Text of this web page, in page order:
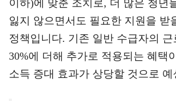
이하)에 맞춘 조치로, 더 많은 청년
잃지 않으면서도 필요한 지원을 받
정책입니다. 기존 일반 수급자의
30%에 더해 추가로 적용되는 혜택
소득 증대 효과가 상당할 것으로 예